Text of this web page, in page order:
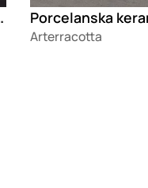
Ebony
Arterracotta